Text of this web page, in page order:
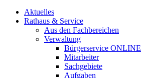
Aktuelles
Rathaus & Service
Aus den Fachbereichen
Verwaltung
Bürgerservice ONLINE
Mitarbeiter
Sachgebiete
Aufgaben